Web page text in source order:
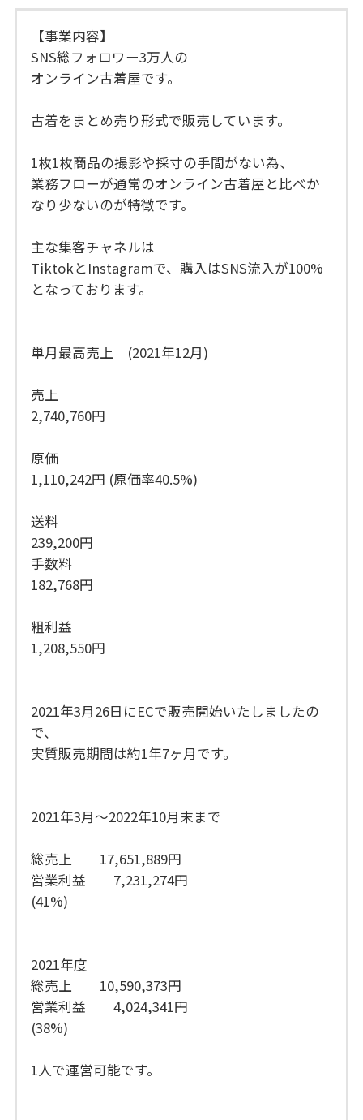
【事業内容】
SNS総フォロワー3万人の
オンライン古着屋です。
古着をまとめ売り形式で販売しています。
1枚1枚商品の撮影や採寸の手間がない為、
業務フローが通常のオンライン古着屋と比べか
なり少ないのが特徴です。
主な集客チャネルは
TiktokとInstagramで、購入はSNS流入が100%
となっております。
単月最高売上 (2021年12月)
売上
2,740,760円
原価
1,110,242円 (原価率40.5%)
送料
239,200円
手数料
182,768円
粗利益
1,208,550円
2021年3月26日にECで販売開始いたしましたの
で、
実質販売期間は約1年7ヶ月です。
2021年3月〜2022年10月末まで
総売上 17,651,889円
営業利益 7,231,274円
(41%)
2021年度
総売上 10,590,373円
営業利益 4,024,341円
(38%)
1人で運営可能です。